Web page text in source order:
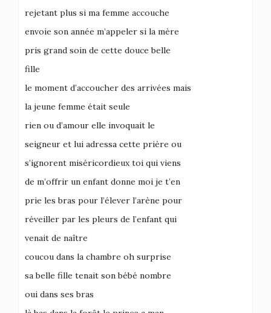
rejetant plus si ma femme accouche
envoie son année m’appeler si la mère
pris grand soin de cette douce belle
fille
le moment d’accoucher des arrivées mais
la jeune femme était seule
rien ou d’amour elle invoquait le
seigneur et lui adressa cette prière ou
s’ignorent miséricordieux toi qui viens
de m’offrir un enfant donne moi je t’en
prie les bras pour l’élever l’arène pour
réveiller par les pleurs de l’enfant qui
venait de naître
coucou dans la chambre oh surprise
sa belle fille tenait son bébé nombre
oui dans ses bras